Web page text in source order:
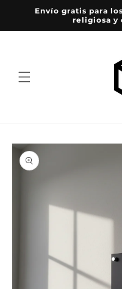
directamente
Envío gratis para
religiosa y
directamente
información